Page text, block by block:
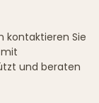
kontaktieren Sie
und beraten